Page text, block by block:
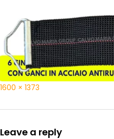
1600 × 1373
Leave a reply